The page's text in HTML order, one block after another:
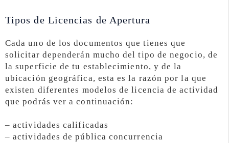
Tipos de Licencias de Apertura
Cada uno de los documentos que tienes que
solicitar dependerán mucho del tipo de negocio, de
la superficie de tu establecimiento, y de la
ubicación geográfica, esta es la razón por la que
existen diferentes modelos de licencia de actividad
que podrás ver a continuación:
– actividades calificadas
– actividades de pública concurrencia